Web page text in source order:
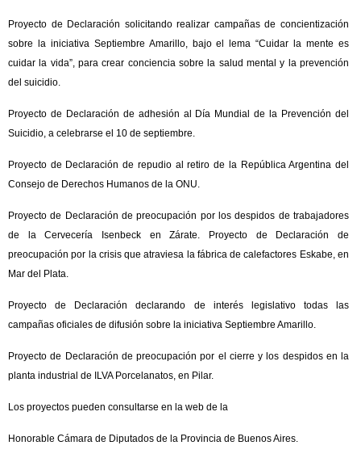
Proyecto de Declaración solicitando realizar campañas de concientización
sobre la iniciativa Septiembre Amarillo, bajo el lema “Cuidar la mente es
cuidar la vida”, para crear conciencia sobre la salud mental y la prevención
del suicidio.
Proyecto de Declaración de adhesión al Día Mundial de la Prevención del
Suicidio, a celebrarse el 10 de septiembre.
Proyecto de Declaración de repudio al retiro de la República Argentina del
Consejo de Derechos Humanos de la ONU.
Proyecto de Declaración de preocupación por los despidos de trabajadores
de la Cervecería Isenbeck en Zárate. Proyecto de Declaración de
preocupación por la crisis que atraviesa la fábrica de calefactores Eskabe, en
Mar del Plata.
Proyecto de Declaración declarando de interés legislativo todas las
campañas oficiales de difusión sobre la iniciativa Septiembre Amarillo.
Proyecto de Declaración de preocupación por el cierre y los despidos en la
planta industrial de ILVA Porcelanatos, en Pilar.
Los proyectos pueden consultarse en la web de la
Honorable Cámara de Diputados de la Provincia de Buenos Aires.